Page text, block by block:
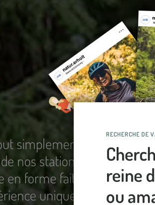
simplement bon pour vous
nos stations thermales et
en forme fait de chaque
unique. Faites-en
RECHERCHE DE
reine
ou